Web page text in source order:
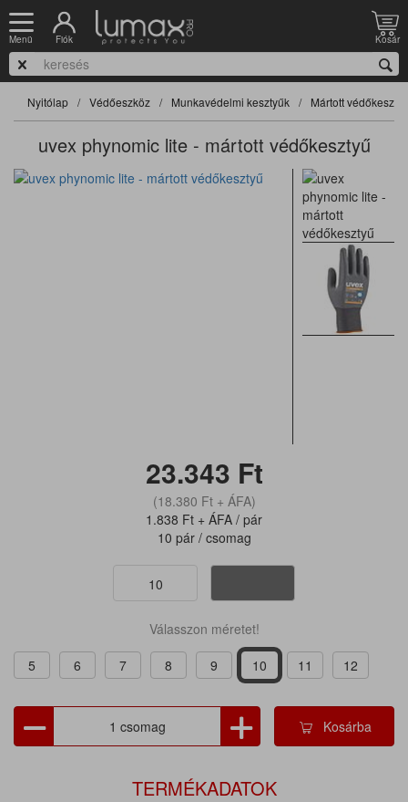
Menü Fiók Kosár
Nyitólap Védőeszköz Munkavédelmi kesztyűk Mártott védőkesztyű
uvex phynomic lite - mártott védőkesztyű
23.343 Ft
(18.380 Ft+ ÁFA)
1.838 Ft + ÁFA / pár
10 pár / csomag
10
Válasszon méretet!
5
6 7 8 9 10 11 12
Kosárba
TERMÉKADATOK